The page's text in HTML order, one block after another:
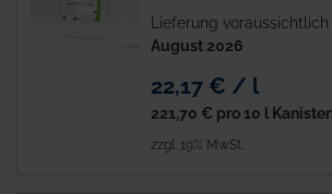
Lieferung voraussichtlich
August 2026
22,17 € / l
221,70 € pro 10 l Kanister
zzgl. 19% MwSt.